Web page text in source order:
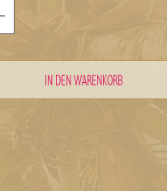
IN DEN WARENKORB